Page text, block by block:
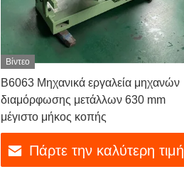
Βίντεο
Β6063 Μηχανικά εργαλεία μηχανών
διαμόρφωσης μετάλλων 630 mm
μέγιστο μήκος κοπής
Πάρτε την καλύτερη τιμή